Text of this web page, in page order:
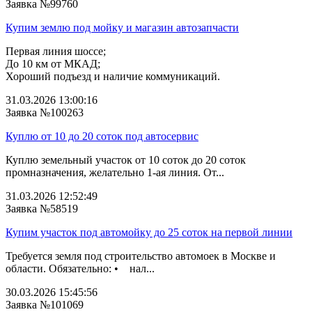
Заявка №99760
Купим землю под мойку и магазин автозапчасти
Первая линия шоссе;
До 10 км от МКАД;
Хороший подъезд и наличие коммуникаций.
31.03.2026 13:00:16
Заявка №100263
Куплю от 10 до 20 соток под автосервис
Куплю земельный участок от 10 соток до 20 соток
промназначения, желательно 1-ая линия. От...
31.03.2026 12:52:49
Заявка №58519
Купим участок под автомойку до 25 соток на первой линии
Требуется земля под строительство автомоек в Москве и
области. Обязательно: • нал...
30.03.2026 15:45:56
Заявка №101069